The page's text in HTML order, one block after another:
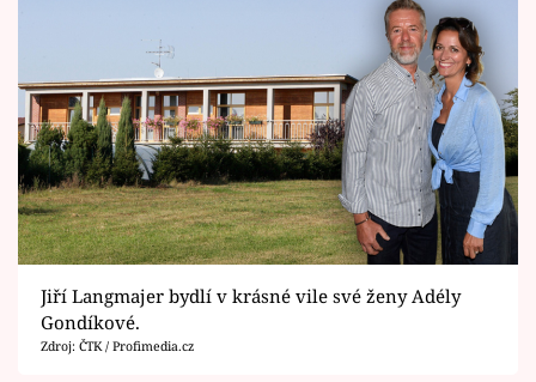
Horoskopy
Sledujte prima+
Filmový festival Karlovy Vary
Mámy sobě
Jiří Langmajer bydlí v krásné vile své ženy Adély
Gondíkové.
Zdroj: ČTK / Profimedia.cz